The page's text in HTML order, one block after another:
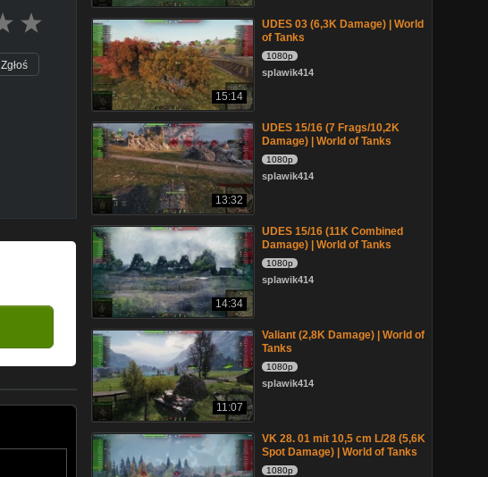
Zgłoś
15:14
UDES 03 (6,3K Damage) | World
of Tanks
1080p
splawik414
13:32
UDES 15/16 (7 Frags/10,2K
Damage) | World of Tanks
1080p
splawik414
14:34
UDES 15/16 (11K Combined
Damage) | World of Tanks
1080p
splawik414
11:07
Valiant (2,8K Damage) | World of
Tanks
1080p
splawik414
VK 28. 01 mit 10,5 cm L/28 (5,6K
Spot Damage) | World of Tanks
1080p